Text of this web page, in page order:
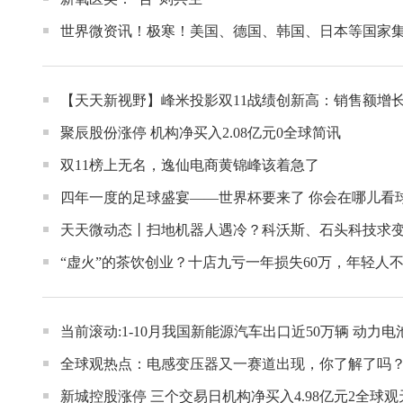
世界微资讯！极寒！美国、德国、韩国、日本等国家
【天天新视野】峰米投影双11战绩创新高：销售额增
聚辰股份涨停 机构净买入2.08亿元0全球简讯
双11榜上无名，逸仙电商黄锦峰该着急了
四年一度的足球盛宴——世界杯要来了 你会在哪儿看
天天微动态丨扫地机器人遇冷？科沃斯、石头科技求
“虚火”的茶饮创业？十店九亏一年损失60万，年轻人
当前滚动:1-10月我国新能源汽车出口近50万辆 动力电
全球观热点：电感变压器又一赛道出现，你了解了吗
新城控股涨停 三个交易日机构净买入4.98亿元2全球观